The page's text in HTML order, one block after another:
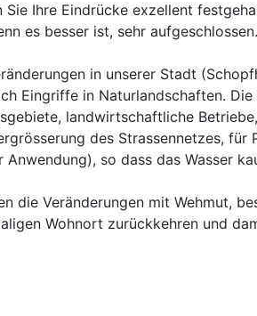
Sie Ihre Eindrücke exzellent
es besser ist, sehr aufgeschlossen.
in unserer Stadt
Eingriffe in Naturlandschaften.
landwirtschaftliche
des Strassennetzes,
so dass das Wasser
die Veränderungen mit Wehmut,
Wohnort zurückkehren und